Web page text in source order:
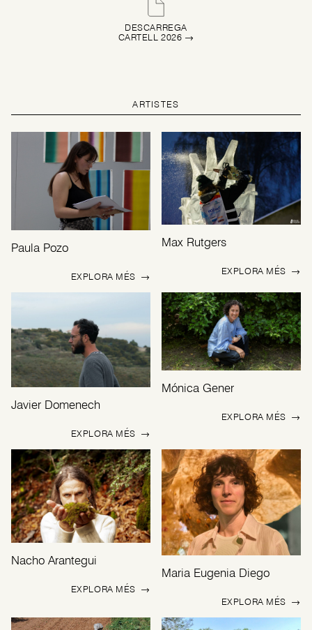
DESCARREGA
CARTELL 2026 →
ARTISTES
Paula Pozo
EXPLORA MÉS →
Max Rutgers
EXPLORA MÉS →
Javier Domenech
EXPLORA MÉS →
Mónica Gener
EXPLORA MÉS →
Nacho Arantegui
EXPLORA MÉS →
Maria Eugenia Diego
EXPLORA MÉS →